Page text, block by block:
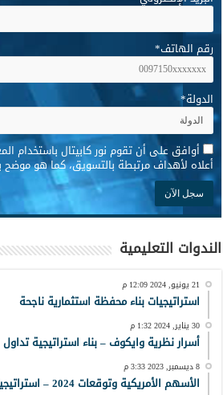
رقم الهاتف*
الدولة*
* أوافق على أن تقوم نور كابيتال باستخدام
أعلاه لأهداف مرتبطة بالتسويق، كما هو
الندوات التعليمية
21 يونيو, 2024 12:09 م
استراتيجيات بناء محفظة استثمارية ناجحة
30 يناير, 2024 1:32 م
أسرار نظرية وايكوف – بناء استراتيجية
8 ديسمبر, 2023 3:33 م
الأسهم الأمريكية وتوقعات 2024 – استراتيجيات وفرص أهم 5 أسهم